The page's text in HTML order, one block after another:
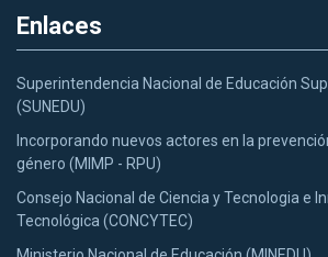
Enlaces
Superintendencia Nacional de Educación
(SUNEDU)
Incorporando nuevos actores en la
género (MIMP - RPU)
Consejo Nacional de Ciencia y Tecnologia e
Tecnológica (CONCYTEC)